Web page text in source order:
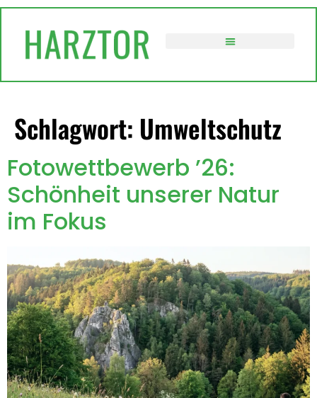
Schlagwort: Umweltschutz
Fotowettbewerb ’26:
Schönheit unserer Natur
im Fokus